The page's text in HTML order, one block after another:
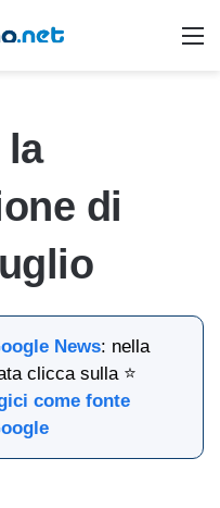
la
di
News: nella
clicca sulla ⭐
come fonte